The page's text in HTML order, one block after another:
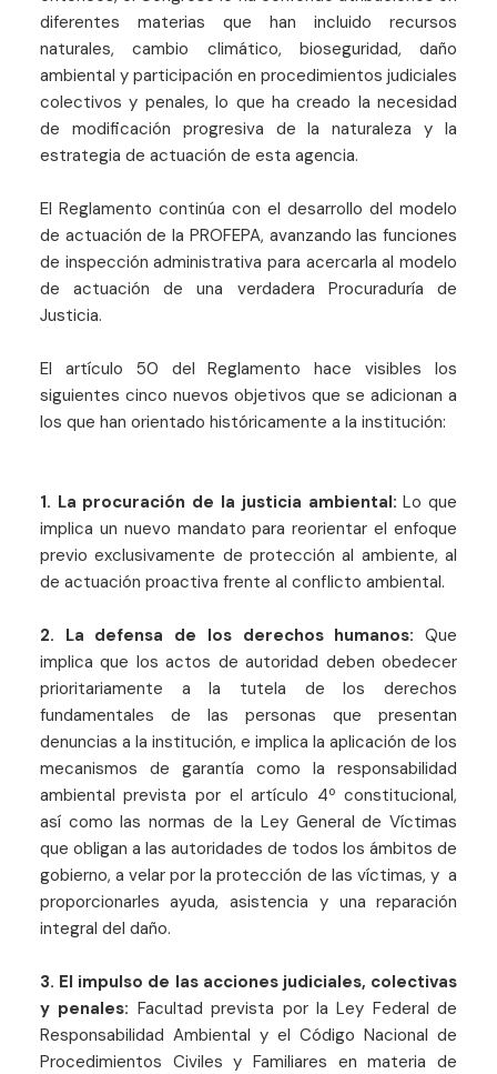
diferentes materias que han incluido recursos
naturales, cambio climático, bioseguridad, daño
ambiental y participación en procedimientos judiciales
colectivos y penales, lo que ha creado la necesidad
de modificación progresiva de la naturaleza y la
estrategia de actuación de esta agencia.
El Reglamento continúa con el desarrollo del modelo
de actuación de la PROFEPA, avanzando las funciones
de inspección administrativa para acercarla al modelo
de actuación de una verdadera Procuraduría de
Justicia.
El artículo 50 del Reglamento hace visibles los
siguientes cinco nuevos objetivos que se adicionan a
los que han orientado históricamente a la institución:
1. La procuración de la justicia ambiental: Lo que
implica un nuevo mandato para reorientar el enfoque
previo exclusivamente de protección al ambiente, al
de actuación proactiva frente al conflicto ambiental.
2. La defensa de los derechos humanos: Que
implica que los actos de autoridad deben obedecer
prioritariamente a la tutela de los derechos
fundamentales de las personas que presentan
denuncias a la institución, e implica la aplicación de los
mecanismos de garantía como la responsabilidad
ambiental prevista por el artículo 4º constitucional,
así como las normas de la Ley General de Víctimas
que obligan a las autoridades de todos los ámbitos de
gobierno, a velar por la protección de las víctimas, y a
proporcionarles ayuda, asistencia y una reparación
integral del daño.
3. El impulso de las acciones judiciales, colectivas
y penales: Facultad prevista por la Ley Federal de
Responsabilidad Ambiental y el Código Nacional de
Procedimientos Civiles y Familiares en materia de